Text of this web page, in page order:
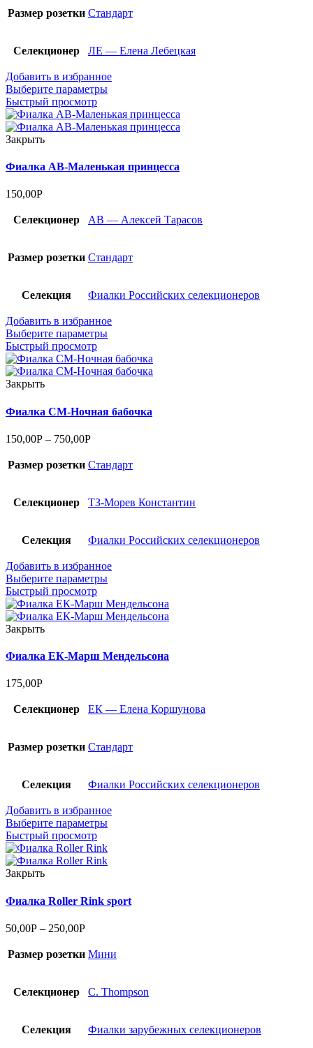
Размер розетки Стандарт
Селекционер ЛЕ — Елена Лебецкая
Добавить в избранное
Выберите параметры
Быстрый просмотр
Закрыть
Фиалка АВ-Маленькая принцесса
150,00Р
Селекционер АВ — Алексей Тарасов
Размер розетки Стандарт
Селекция Фиалки Российских селекционеров
Добавить в избранное
Выберите параметры
Быстрый просмотр
Закрыть
Фиалка СМ-Ночная бабочка
150,00Р – 750,00Р
Размер розетки Стандарт
Селекционер ТЗ-Морев Константин
Селекция Фиалки Российских селекционеров
Добавить в избранное
Выберите параметры
Быстрый просмотр
Закрыть
Фиалка ЕК-Марш Мендельсона
175,00Р
Селекционер ЕК — Елена Коршунова
Размер розетки Стандарт
Селекция Фиалки Российских селекционеров
Добавить в избранное
Выберите параметры
Быстрый просмотр
Закрыть
Фиалка Roller Rink sport
50,00Р – 250,00Р
Размер розетки Мини
Селекционер C. Thompson
Селекция Фиалки зарубежных селекционеров